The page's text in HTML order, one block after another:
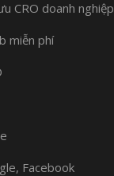
CRO doanh nghiệp
miễn phí
Facebook